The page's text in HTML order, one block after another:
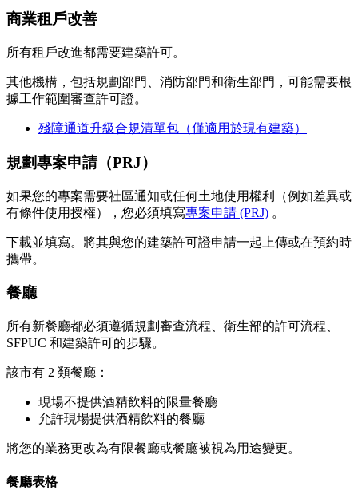
商業租戶改善
所有租戶改進都需要建築許可。
其他機構，包括規劃部門、消防部門和衛生部門，可能需要根
據工作範圍審查許可證。
殘障通道升級合規清單包（僅適用於現有建築）
規劃專案申請（PRJ）
如果您的專案需要社區通知或任何土地使用權利（例如差異或
有條件使用授權），您必須填寫專案申請 (PRJ) 。
下載並填寫。將其與您的建築許可證申請一起上傳或在預約時
攜帶。
餐廳
所有新餐廳都必須遵循規劃審查流程、衛生部的許可流程、
SFPUC 和建築許可的步驟。
該市有 2 類餐廳：
現場不提供酒精飲料的限量餐廳
允許現場提供酒精飲料的餐廳
將您的業務更改為有限餐廳或餐廳被視為用途變更。
餐廳表格